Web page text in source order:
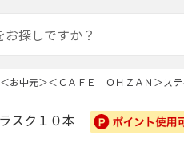
＜お中元＞＜ＣＡＦＥ ＯＨＺＡＮ＞ス